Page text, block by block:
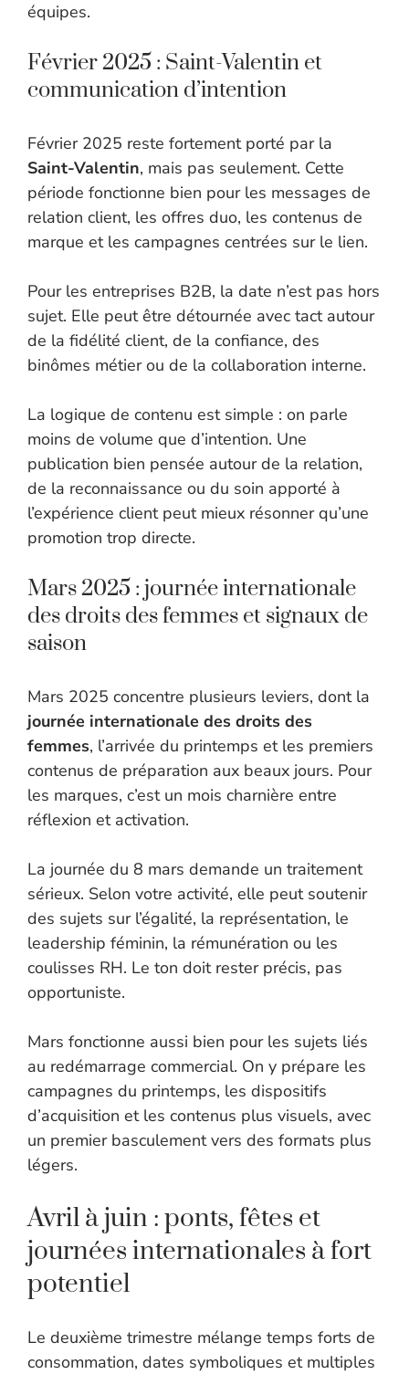
équipes.
Février 2025 : Saint-Valentin et
communication d’intention
Février 2025 reste fortement porté par la
Saint-Valentin, mais pas seulement. Cette
période fonctionne bien pour les messages de
relation client, les offres duo, les contenus de
marque et les campagnes centrées sur le lien.
Pour les entreprises B2B, la date n’est pas hors
sujet. Elle peut être détournée avec tact autour
de la fidélité client, de la confiance, des
binômes métier ou de la collaboration interne.
La logique de contenu est simple : on parle
moins de volume que d’intention. Une
publication bien pensée autour de la relation,
de la reconnaissance ou du soin apporté à
l’expérience client peut mieux résonner qu’une
promotion trop directe.
Mars 2025 : journée internationale
des droits des femmes et signaux de
saison
Mars 2025 concentre plusieurs leviers, dont la
journée internationale des droits des
femmes, l’arrivée du printemps et les premiers
contenus de préparation aux beaux jours. Pour
les marques, c’est un mois charnière entre
réflexion et activation.
La journée du 8 mars demande un traitement
sérieux. Selon votre activité, elle peut soutenir
des sujets sur l’égalité, la représentation, le
leadership féminin, la rémunération ou les
coulisses RH. Le ton doit rester précis, pas
opportuniste.
Mars fonctionne aussi bien pour les sujets liés
au redémarrage commercial. On y prépare les
campagnes du printemps, les dispositifs
d’acquisition et les contenus plus visuels, avec
un premier basculement vers des formats plus
légers.
Avril à juin : ponts, fêtes et
journées internationales à fort
potentiel
Le deuxième trimestre mélange temps forts de
consommation, dates symboliques et multiples